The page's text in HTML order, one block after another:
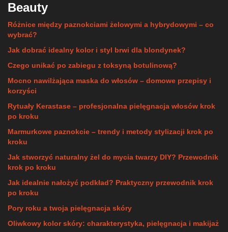
Beauty
Różnice między paznokciami żelowymi a hybrydowymi – co
wybrać?
Jak dobrać idealny kolor i styl brwi dla blondynek?
Czego unikać po zabiegu z toksyną botulinową?
Mocno nawilżająca maska do włosów – domowe przepisy i
korzyści
Rytuały Kerastase – profesjonalna pielęgnacja włosów krok
po kroku
Marmurkowe paznokcie – trendy i metody stylizacji krok po
kroku
Jak stworzyć naturalny żel do mycia twarzy DIY? Przewodnik
krok po kroku
Jak idealnie nałożyć podkład? Praktyczny przewodnik krok
po kroku
Pory roku a twoja pielęgnacja skóry
Oliwkowy kolor skóry: charakterystyka, pielęgnacja i makijaż